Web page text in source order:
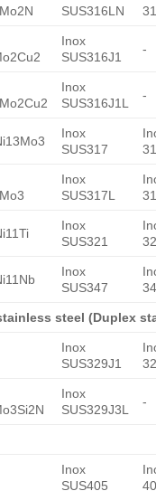
SUS316LN
Inox
SUS316J1
-
Inox
SUS316J1L
-
Inox
SUS317
Inox
SUS317L
Inox
SUS321
Inox
SUS347
steel (Duplex
Inox
SUS329J1
Inox
SUS329J3L
-
Inox
SUS405